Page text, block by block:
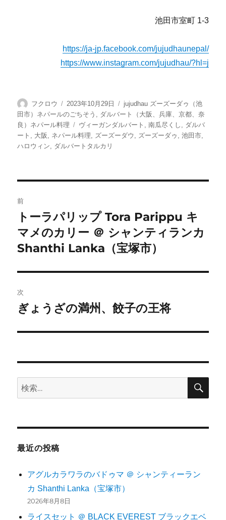
池田市室町 1-3
https://ja-jp.facebook.com/jujudhaunepal/
https://www.instagram.com/jujudhau/?hl=j
投
稿
者
フクロウ
投
稿
日:
2023年10月29日
カ
テ
ゴ
リ
jujudhau ズーズーダゥ（池
田市）ネパールのごちそう , ダルバート（大阪、兵庫、京都、奈
良）ネパール料理
タ
グ
ヴィーガンダルバート ,南瓜尽くし , ダルバ
ート , 大阪 , ネパール料理, ズーズーダウ , ズーズーダゥ ,池田市,
ハロウィン, ダルバートタルカリ
稿
ナ
ビ
ゲ
ー
シ
ン
前
前
の
投
トーラパリップ Tora Parippu キ
マメのカリー ＠ シャンティランカ
Shanthi Lanka（宝塚市）
次
次
投
ぎょうざの満州、餃子の王将
検
索:
検
最近の投稿
アグルカラワラのバドゥマ ＠ シャンティーラン
カ Shanthi Lanka（宝塚市）
2026年8月8日
ライスセット ＠ BLACK EVEREST ブラックエベ